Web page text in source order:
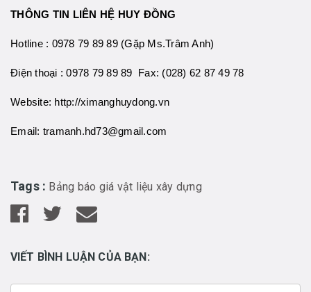
THÔNG TIN LIÊN HỆ HUY ĐỒNG
Hotline : 0978 79 89 89 (Gặp Ms.Trâm Anh)
Điện thoại : 0978 79 89 89 Fax: (028) 62 87 49 78
Website: http://ximanghuydong.vn
Email: tramanh.hd73@gmail.com
Tags : Bảng báo giá vật liệu xây dựng
VIẾT BÌNH LUẬN CỦA BẠN: